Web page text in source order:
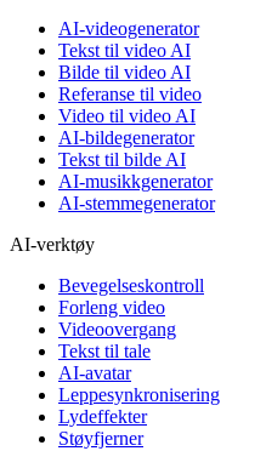
AI-videogenerator
Tekst til video AI
Bilde til video AI
Referanse til video
Video til video AI
AI-bildegenerator
Tekst til bilde AI
AI-musikkgenerator
AI-stemmegenerator
AI-verktøy
Bevegelseskontroll
Forleng video
Videoovergang
Tekst til tale
AI-avatar
Leppesynkronisering
Lydeffekter
Støyfjerner